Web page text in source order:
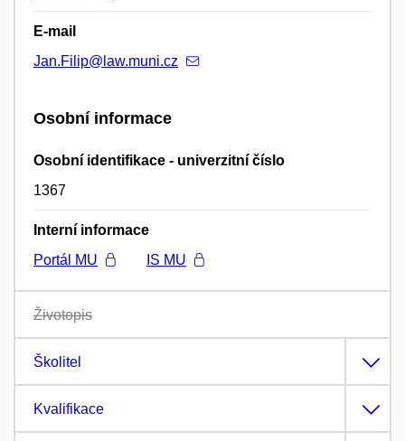
E-mail
Jan.Filip@law.muni.cz
Osobní informace
Osobní identifikace - univerzitní číslo
1367
Interní informace
Portál MU
IS MU
Životopis
Školitel
Kvalifikace